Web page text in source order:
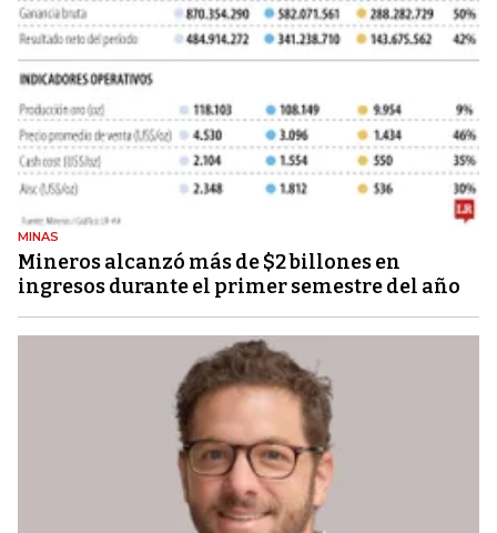
MINAS
Mineros alcanzó más de $2 billones en
ingresos durante el primer semestre del año